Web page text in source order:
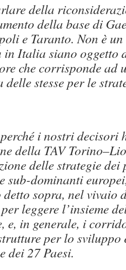
della
della base di
e Taranto. Non è
in Italia siano oggetto
che corrisponde ad
delle stesse per le
i nostri decisori
della TAV
delle strategie
sub-dominanti
sopra, nel vivaio
leggere l’insieme
e, in generale, i
per lo sviluppo
dei 27 Paesi.